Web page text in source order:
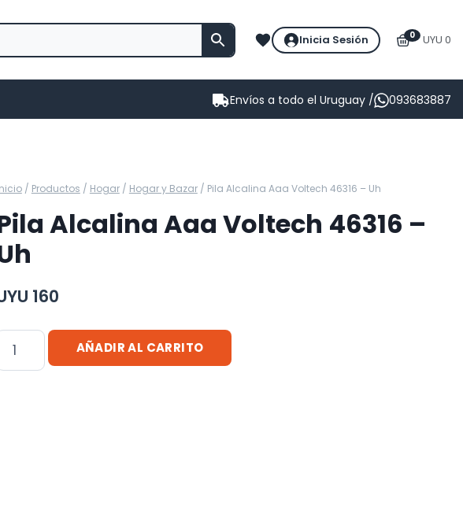
Inicia Sesión 0 UYU 0
Envíos a todo el Uruguay / 093683887
/ Productos / Hogar / Hogar y Bazar / Pila Alcalina Aaa Voltech 46316 – Uh
Alcalina Aaa Voltech 46316 –
160
Alcalina
AÑADIR AL CARRITO